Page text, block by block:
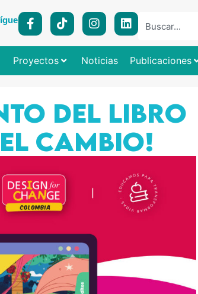
Proyectos Noticias Publicaciones
DEL LIBRO
CAMBIO!